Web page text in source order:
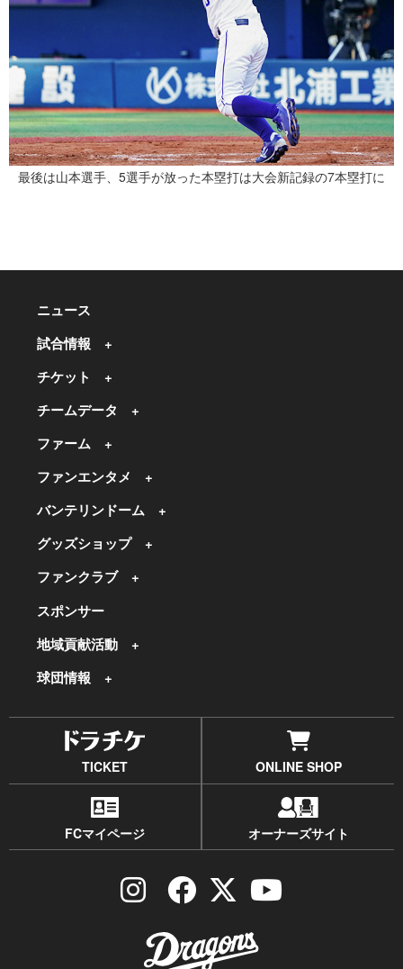
最後は山本選手、5選手が放った本塁打は大会新記録の7本塁打に
ニュース
試合情報
チケット
チームデータ
ファーム
ファンエンタメ
バンテリンドーム
グッズショップ
ファンクラブ
スポンサー
地域貢献活動
球団情報
TICKET ONLINE SHOP
FCマイページ オーナーズサイト